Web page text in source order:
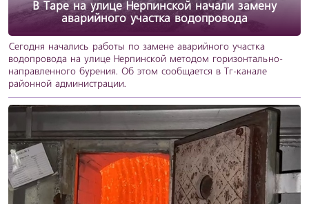
В Таре на улице Нерпинской начали замену
аварийного участка водопровода
Сегодня начались работы по замене аварийного участка
водопровода на улице Нерпинской методом горизонтально-
направленного бурения. Об этом сообщается в Тг-канале
районной администрации.